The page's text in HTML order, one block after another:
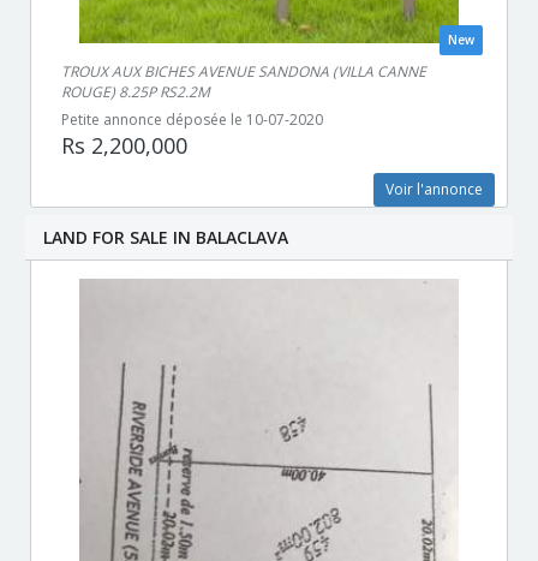
New
TROUX AUX BICHES AVENUE SANDONA (VILLA CANNE
ROUGE) 8.25P RS2.2M
Petite annonce déposée le 10-07-2020
Rs 2,200,000
Voir l'annonce
LAND FOR SALE IN BALACLAVA